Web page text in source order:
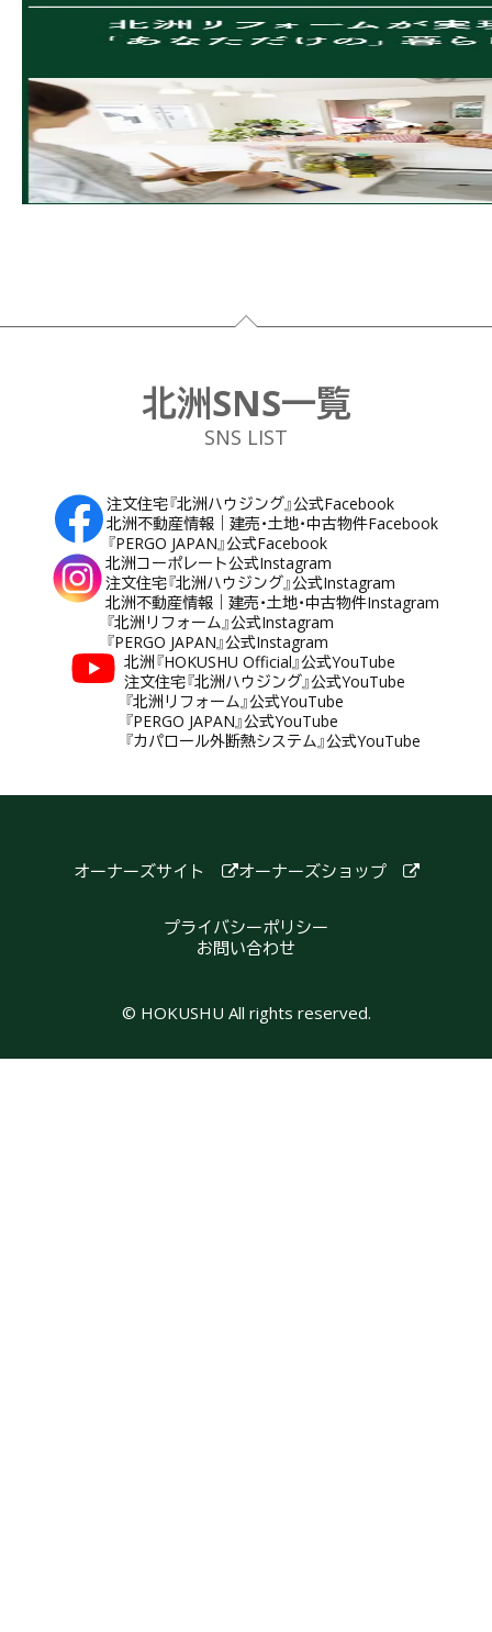
フッター
北洲SNS一覧
SNS LIST
注文住宅『北洲ハウジング』公式Facebook
北洲不動産情報｜建売・土地・中古物件Facebook
『PERGO JAPAN』公式Facebook
北洲コーポレート公式Instagram
注文住宅『北洲ハウジング』公式Instagram
北洲不動産情報｜建売・土地・中古物件Instagram
『北洲リフォーム』公式Instagram
『PERGO JAPAN』公式Instagram
北洲『HOKUSHU Official』公式YouTube
注文住宅『北洲ハウジング』公式YouTube
『北洲リフォーム』公式YouTube
『PERGO JAPAN』公式YouTube
『カパロール外断熱システム』公式YouTube
オーナーズサイト オーナーズショップ
プライバシーポリシー
お問い合わせ
© HOKUSHU All rights reserved.